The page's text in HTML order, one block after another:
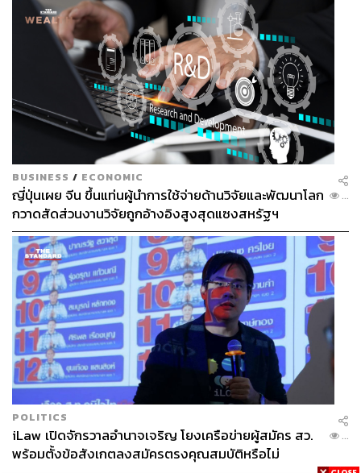
BUSINESS / ECONOMIC
ญี่ปุ่นเผย จีน ขึ้นแท่นผู้นำการใช้จ่ายด้านวิจัยและพัฒนาโลก
กวาดสัดส่วนงานวิจัยถูกอ้างอิงสูงสุดแซงสหรัฐฯ
...
POLITICS
iLaw เปิดจักรวาลอำนาจเจริญ โยงเครือข่ายผู้สมัคร สว.
พร้อมตั้งข้อสังเกตลงสมัครตรงคุณสมบัติหรือไม่
...